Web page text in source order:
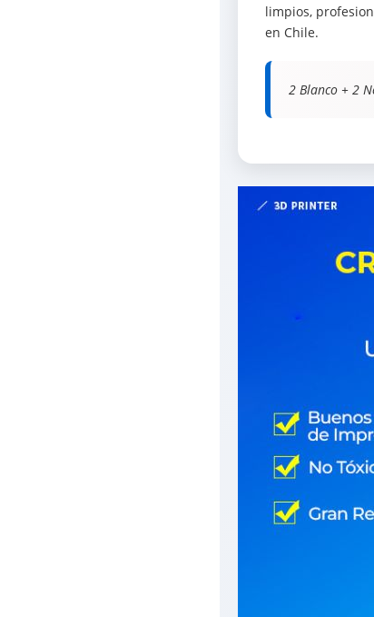
limpios,
en Chile.
2 Blanco + 2